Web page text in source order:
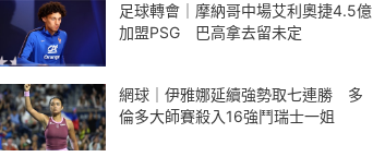
足球轉會｜摩納哥中場艾利奧捷4.5億
加盟PSG 巴高拿去留未定
網球｜伊雅娜延續強勢取七連勝 多
倫多大師賽殺入16強鬥瑞士一姐